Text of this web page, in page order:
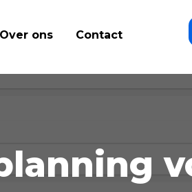
Over ons Contact